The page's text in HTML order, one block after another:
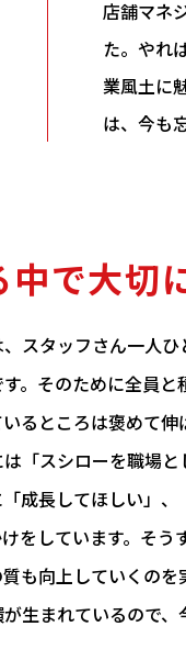
店舗マネ
た。やれ
業風土に
は、今も
中で大切
スタッフさん一人
。そのために全員
るところは褒めて
「スシローを職場
成長してほしい」
をしています。そ
も向上していくの
生まれているので